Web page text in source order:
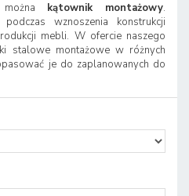
kątownik montażowy.
wznoszenia konstrukcji
mebli. W ofercie naszego
stalowe montażowe w różnych
je do zaplanowanych do